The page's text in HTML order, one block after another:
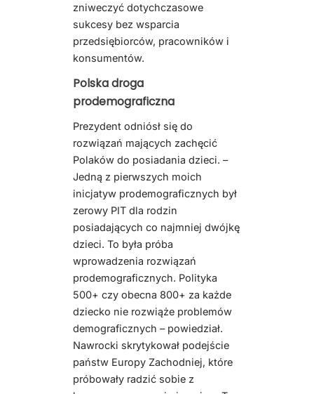
zniweczyć dotychczasowe
sukcesy bez wsparcia
przedsiębiorców, pracowników i
konsumentów.
Polska droga
prodemograficzna
Prezydent odniósł się do
rozwiązań mających zachęcić
Polaków do posiadania dzieci. –
Jedną z pierwszych moich
inicjatyw prodemograficznych był
zerowy PIT dla rodzin
posiadających co najmniej dwójkę
dzieci. To była próba
wprowadzenia rozwiązań
prodemograficznych. Polityka
500+ czy obecna 800+ za każde
dziecko nie rozwiąże problemów
demograficznych – powiedział.
Nawrocki skrytykował podejście
państw Europy Zachodniej, które
próbowały radzić sobie z